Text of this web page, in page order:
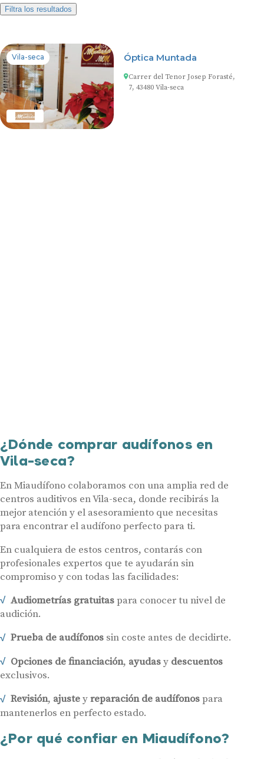
Filtra los resultados
Vila-seca Óptica Muntada
Carrer del Tenor Josep Forasté,
7, 43480 Vila-seca
¿Dónde comprar audífonos en
Vila-seca?
En Miaudífono colaboramos con una amplia red de
centros auditivos en Vila-seca, donde recibirás la
mejor atención y el asesoramiento que necesitas
para encontrar el audífono perfecto para ti.
En cualquiera de estos centros, contarás con
profesionales expertos que te ayudarán sin
compromiso y con todas las facilidades:
Audiometrías gratuitaspara conocer tu nivel de
audición.
Prueba de audífonossin coste antes de decidirte.
Opciones de financiación, ayudasy descuentos
exclusivos.
Revisión, ajusteyreparación de audífonospara
mantenerlos en perfecto estado.
¿Por qué confiar en Miaudífono?